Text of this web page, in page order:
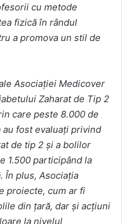
cu metode
fizică în rândul
a promova un stil de
Asociației Medicover
Zaharat de Tip 2
care peste 8.000 de
au fost evaluați privind
de tip 2 și a bolilor
1.500 participând la
În plus, Asociația
proiecte, cum ar fi
din țară, dar și acțiuni
la nivelul